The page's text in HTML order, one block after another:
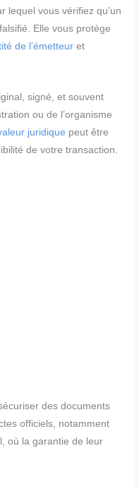
lequel vous vérifiez qu’un
Elle vous protège
de l’émetteur et
signé, et souvent
ou de l’organisme
juridique peut être
de votre transaction.
des documents
officiels, notamment
où la garantie de leur